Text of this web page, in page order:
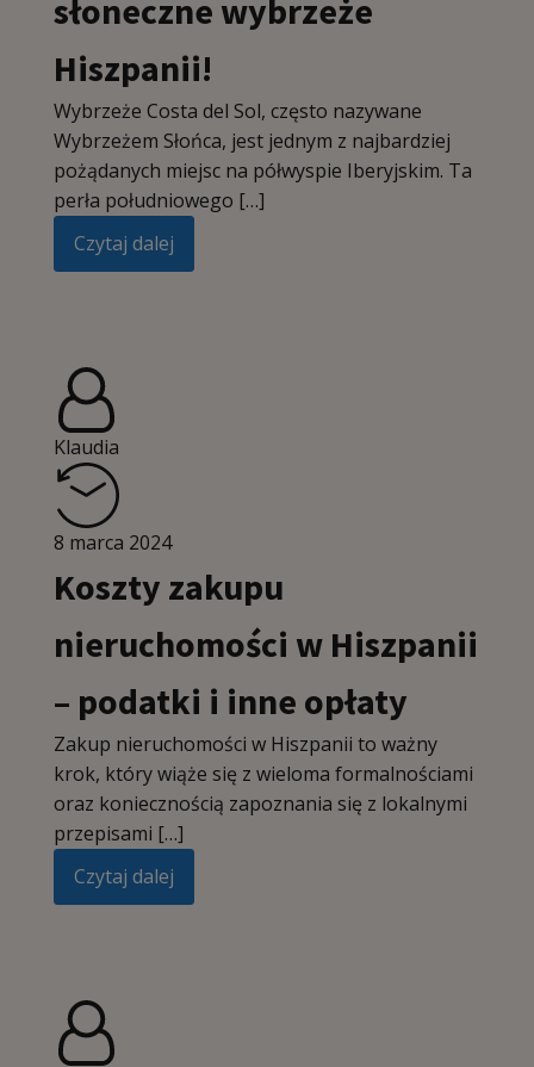
słoneczne wybrzeże
Hiszpanii!
Wybrzeże Costa del Sol, często nazywane
Wybrzeżem Słońca, jest jednym z najbardziej
pożądanych miejsc na półwyspie Iberyjskim. Ta
perła południowego […]
Czytaj dalej
Klaudia
8 marca 2024
Koszty zakupu
nieruchomości w Hiszpanii
– podatki i inne opłaty
Zakup nieruchomości w Hiszpanii to ważny
krok, który wiąże się z wieloma formalnościami
oraz koniecznością zapoznania się z lokalnymi
przepisami […]
Czytaj dalej